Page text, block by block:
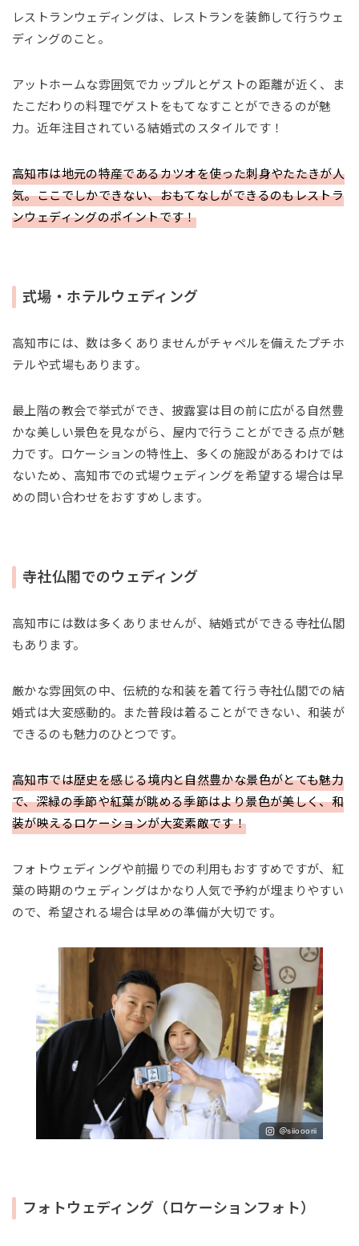
レストランウェディングは、レストランを装飾して行うウェ
ディングのこと。
アットホームな雰囲気でカップルとゲストの距離が近く、ま
たこだわりの料理でゲストをもてなすことができるのが魅
力。近年注目されている結婚式のスタイルです！
高知市は地元の特産であるカツオを使った刺身やたたきが人
気。ここでしかできない、おもてなしができるのもレストラ
ンウェディングのポイントです！
式場・ホテルウェディング
高知市には、数は多くありませんがチャペルを備えたプチホ
テルや式場もあります。
最上階の教会で挙式ができ、披露宴は目の前に広がる自然豊
かな美しい景色を見ながら、屋内で行うことができる点が魅
力です。ロケーションの特性上、多くの施設があるわけでは
ないため、高知市での式場ウェディングを希望する場合は早
めの問い合わせをおすすめします。
寺社仏閣でのウェディング
高知市には数は多くありませんが、結婚式ができる寺社仏閣
もあります。
厳かな雰囲気の中、伝統的な和装を着て行う寺社仏閣での結
婚式は大変感動的。また普段は着ることができない、和装が
できるのも魅力のひとつです。
高知市では歴史を感じる境内と自然豊かな景色がとても魅力
で、深緑の季節や紅葉が眺める季節はより景色が美しく、和
装が映えるロケーションが大変素敵です！
フォトウェディングや前撮りでの利用もおすすめですが、紅
葉の時期のウェディングはかなり人気で予約が埋まりやすい
ので、希望される場合は早めの準備が大切です。
＠siiooorii
フォトウェディング（ロケーションフォト）